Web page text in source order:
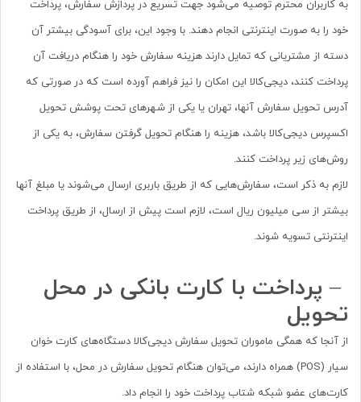
به کاربران محترم توصیه می‌شود جهت تسریع در پردازش سفارش، پرداخت
خود را به صورت اینترنتی انجام دهند. با وجود این، برای آسودگی بیشتر آن
دسته از مشتریانی که تمایل دارند هزینه سفارش خود را هنگام دریافت آن
پرداخت کنند، دیجی‏‌کالا این امکان را نیز فراهم آورده است که در صورتی که
آدرس تحویل سفارش آنها، تهران یا یکی از شهرهای تحت پوشش تحویل
اکسپرس دیجی‌کالا باشد، هزینه را هنگام تحویل گرفتن سفارش، به یکی از
روش‌های زیر پرداخت کنند.
لازم به ذکر است، سفارش‌هایی که از طریق باربری ارسال می‌شوند یا مبلغ آنها
بیشتر از سی میلیون ریال است، لازم است پیش از ارسال، از طریق پرداخت
اینترنتی تسویه شوند.
– پرداخت با کارت بانکی در محل
تحویل
از آنجا که همگی ماموران تحویل سفارش دیجی‏‌کالا دستگاه‏‏‌های کارت خوان
سیار (POS) همراه دارند، می‌توان هنگام تحویل سفارش در محل، با استفاده از
کارت‌های عضو شبکه شتاب پرداخت خود را انجام داد.